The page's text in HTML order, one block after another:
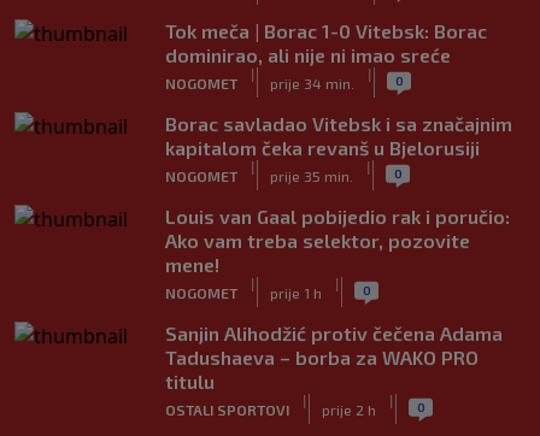
Tok meča | Borac 1-0 Vitebsk: Borac
dominirao, ali nije ni imao sreće
NOGOMET
|
prije 34 min.
| 0
Borac savladao Vitebsk i sa značajnim
kapitalom čeka revanš u Bjelorusiji
NOGOMET
|
prije 35 min.
| 0
Louis van Gaal pobijedio rak i poručio:
Ako vam treba selektor, pozovite
mene!
NOGOMET
|
prije 1 h
| 0
Sanjin Alihodžić protiv čečena Adama
Tadushaeva – borba za WAKO PRO
titulu
OSTALI SPORTOVI
|
prije 2 h
| 0